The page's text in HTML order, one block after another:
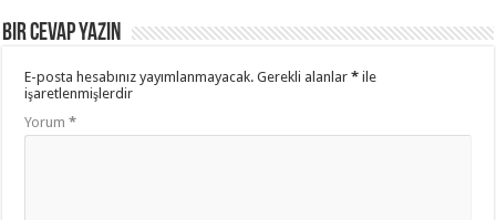
Bir cevap yazın
E-posta hesabınız yayımlanmayacak. Gerekli alanlar* ile
işaretlenmişlerdir
Yorum*